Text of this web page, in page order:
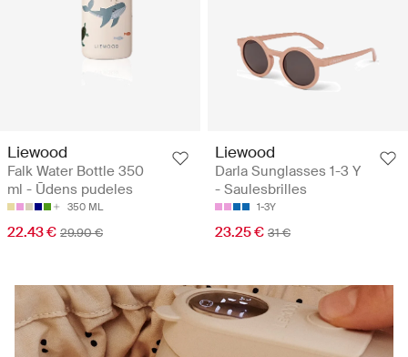
Liewood
Falk Water Bottle 350
ml - Ūdens pudeles
350 ML
22.43 € 29.90 €
Liewood
Darla Sunglasses 1-3 Y
- Saulesbrilles
1-3Y
23.25 € 31 €